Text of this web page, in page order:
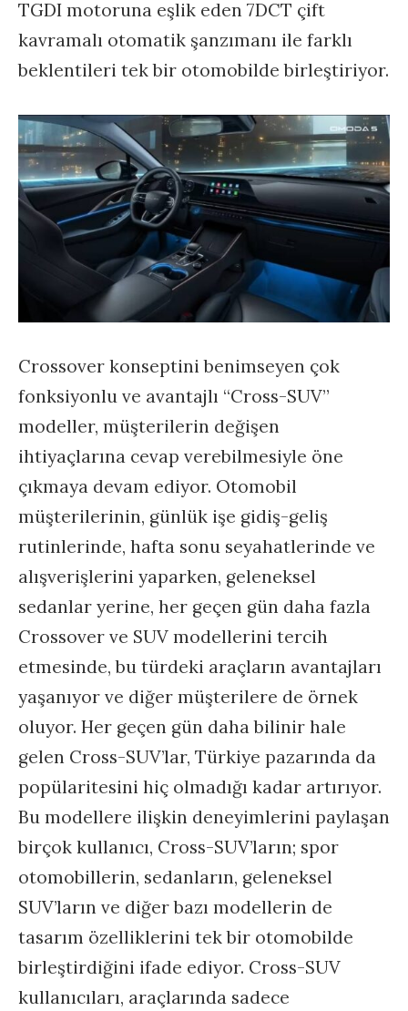
TGDI motoruna eşlik eden 7DCT çift
kavramalı otomatik şanzımanı ile farklı
beklentileri tek bir otomobilde birleştiriyor.
Crossover konseptini benimseyen çok
fonksiyonlu ve avantajlı “Cross-SUV”
modeller, müşterilerin değişen
ihtiyaçlarına cevap verebilmesiyle öne
çıkmaya devam ediyor. Otomobil
müşterilerinin, günlük işe gidiş-geliş
rutinlerinde, hafta sonu seyahatlerinde ve
alışverişlerini yaparken, geleneksel
sedanlar yerine, her geçen gün daha fazla
Crossover ve SUV modellerini tercih
etmesinde, bu türdeki araçların avantajları
yaşanıyor ve diğer müşterilere de örnek
oluyor. Her geçen gün daha bilinir hale
gelen Cross-SUV’lar, Türkiye pazarında da
popülaritesini hiç olmadığı kadar artırıyor.
Bu modellere ilişkin deneyimlerini paylaşan
birçok kullanıcı, Cross-SUV’ların; spor
otomobillerin, sedanların, geleneksel
SUV’ların ve diğer bazı modellerin de
tasarım özelliklerini tek bir otomobilde
birleştirdiğini ifade ediyor. Cross-SUV
kullanıcıları, araçlarında sadece